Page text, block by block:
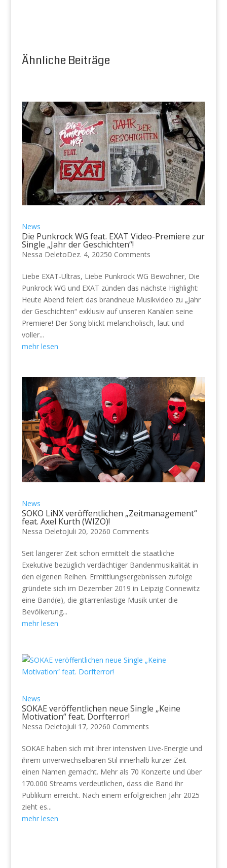
Ähnliche Beiträge
News
Die Punkrock WG feat. EXAT Video-Premiere zur
Single „Jahr der Geschichten“!
Nessa DeletoDez. 4, 20250 Comments
Liebe EXAT-Ultras, Liebe Punkrock WG Bewohner, Die
Punkrock WG und EXAT zünden das nächste Highlight:
Heute Abend feiert das brandneue Musikvideo zu „Jahr
der Geschichten“ exklusiv auf unseren Kanälen seine
Premiere! Der Song blickt melancholisch, laut und
voller...
mehr lesen
News
SOKO LiNX veröffentlichen „Zeitmanagement“
feat. Axel Kurth (WIZO)!
Nessa DeletoJuli 20, 20260 Comments
Seit längerer Zeit schon ermittelt die staatliche
Exekutive bezüglich verdächtiger Bandenmusikalität in
den eigenen Reihen. Ermittlungsergebnissen zufolge
gründete sich im Dezember 2019 in Leipzig Connewitz
eine Band(e), die gitarrenlastige Musik unter die
Bevölkerung...
mehr lesen
News
SOKAE veröffentlichen neue Single „Keine
Motivation“ feat. Dorfterror!
Nessa DeletoJuli 17, 20260 Comments
SOKAE haben sich mit ihrer intensiven Live-Energie und
ihrem unverwechselbaren Stil innerhalb kurzer Zeit
einen Namen gemacht. Mehr als 70 Konzerte und über
170.000 Streams verdeutlichen, dass die Band ihr
Publikum erreicht. Nach einem erfolgreichen Jahr 2025
zieht es...
mehr lesen